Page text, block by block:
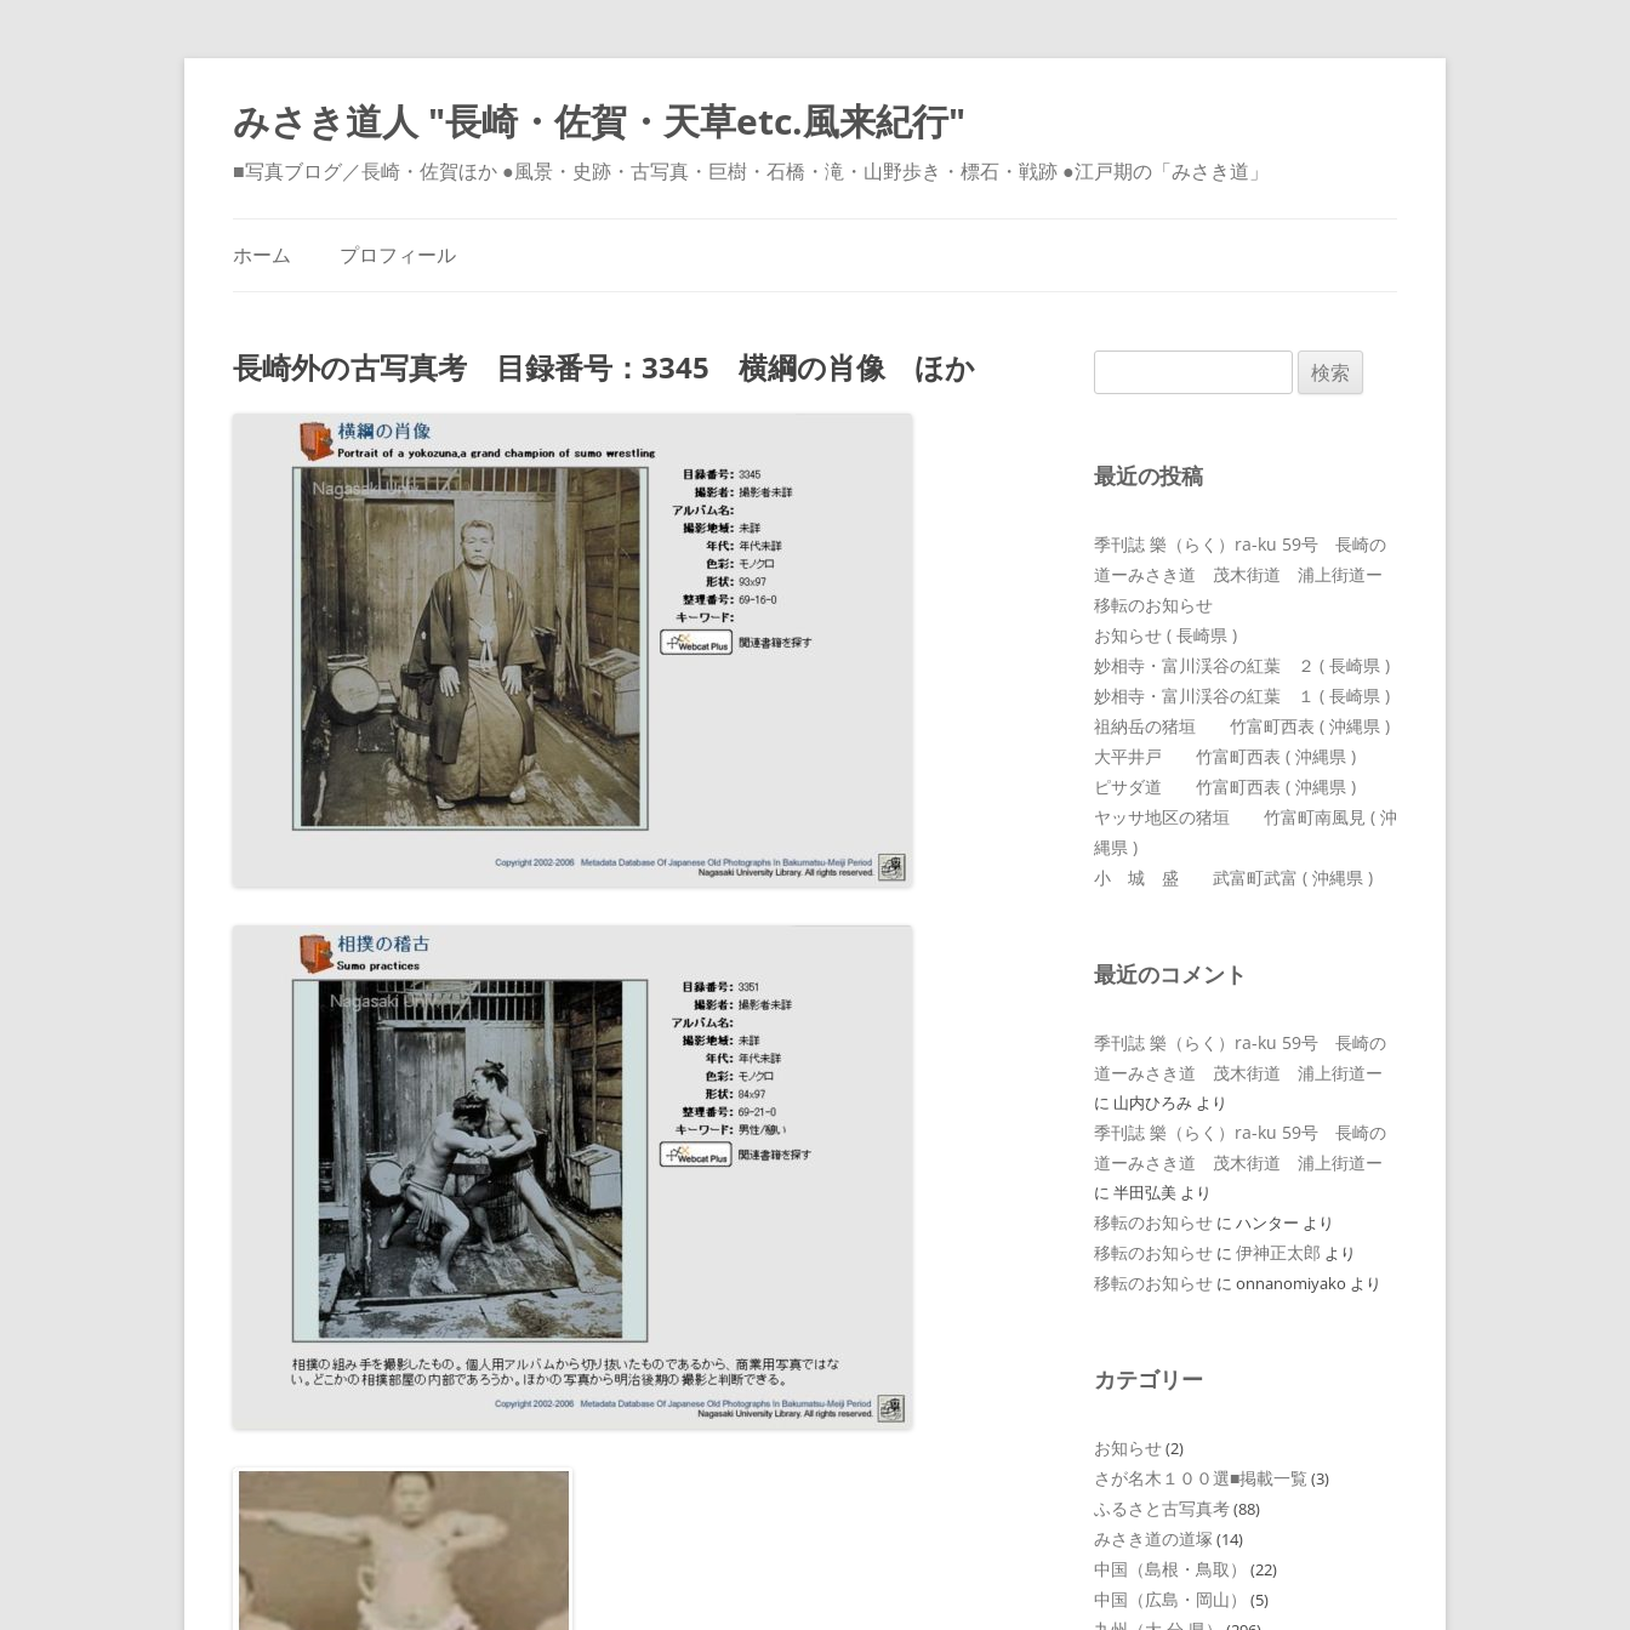
みさき道人 "長崎・佐賀・天草etc.風来紀行"
■写真ブログ／長崎・佐賀ほか ●風景・史跡・古写真・巨樹・石橋・滝・山野歩き・標石・戦跡 ●江戸期の「みさき道」
ッ
プ
ホーム プロフィール
長崎外の古写真考 目録番号：3345 横綱の肖像 ほか
索:
最近の投稿
季刊誌 樂（らく）ra-ku 59号 長崎の
道ーみさき道 茂木街道 浦上街道ー
移転のお知らせ
お知らせ ( 長崎県 )
妙相寺・富川渓谷の紅葉 ２ ( 長崎県 )
妙相寺・富川渓谷の紅葉 １ ( 長崎県 )
祖納岳の猪垣 竹富町西表 ( 沖縄県 )
大平井戸 竹富町西表 ( 沖縄県 )
ピサダ道 竹富町西表 ( 沖縄県 )
ヤッサ地区の猪垣 竹富町南風見 ( 沖
縄県 )
小 城 盛 武富町武富 ( 沖縄県 )
最近のコメント
季刊誌 樂（らく）ra-ku 59号 長崎の
道ーみさき道 茂木街道 浦上街道ー
に 山内ひろみ より
季刊誌 樂（らく）ra-ku 59号 長崎の
道ーみさき道 茂木街道 浦上街道ー
に 半田弘美 より
移転のお知らせ に ハンター より
移転のお知らせ に 伊神正太郎 より
移転のお知らせ に onnanomiyako より
カテゴリー
お知らせ(2)
さが名木１００選■掲載一覧 (3)
ふるさと古写真考(88)
みさき道の道塚 (14)
中国（島根・鳥取） (22)
中国（広島・岡山） (5)